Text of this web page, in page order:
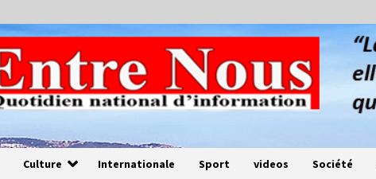
Culture Internationale Sport videos Société